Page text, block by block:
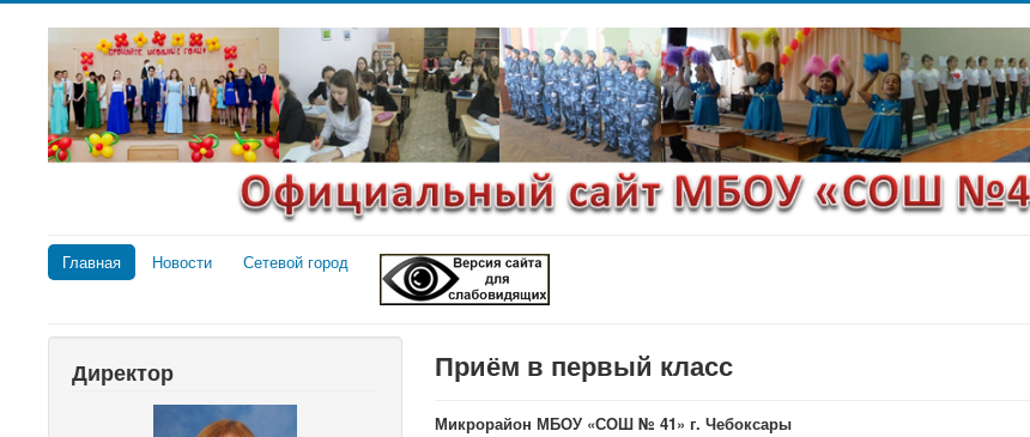
Главная Новости Сетевой город
Директор Приём в первый класс
Микрорайон МБОУ «СОШ № 41» г. Чебоксары